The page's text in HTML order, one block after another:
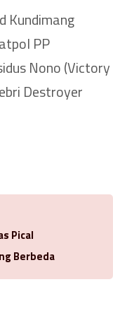
Kundimang
PP
Nono (Victory
Destroyer
Pical
Berbeda